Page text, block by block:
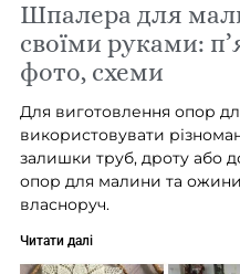
Шпалера для
своїми руками:
фото, схеми
Для виготовлення опор
використовувати
залишки труб, дроту або
опор для малини та
власноруч.
Читати далі